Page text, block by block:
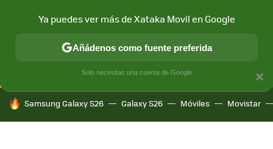
CONECTIVIDAD MÓVIL Y SOCIEDAD APLICACIONES
HOY SE HABLA DE
Samsung Galaxy S26 Galaxy S26 Móviles Movistar
×
Ya puedes ver más de Xataka Movil en Google
Añádenos como fuente preferida
Solo necesitas una cuenta de Google